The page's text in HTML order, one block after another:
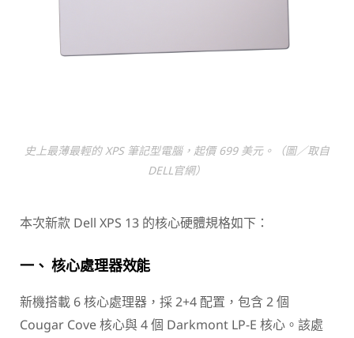
史上最薄最輕的 XPS 筆記型電腦，起價 699 美元。（圖／取自
DELL官網）
本次新款 Dell XPS 13 的核心硬體規格如下：
一、 核心處理器效能
新機搭載 6 核心處理器，採 2+4 配置，包含 2 個
Cougar Cove 核心與 4 個 Darkmont LP-E 核心。該處